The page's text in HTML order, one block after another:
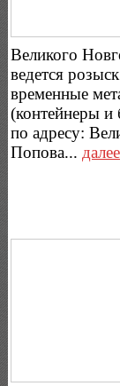
Великого
ведется
временные
(контейнеры и
по адресу:
Попова... далее